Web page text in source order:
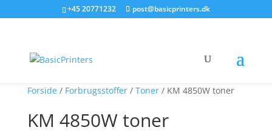
+45 20771232 post@basicprinters.dk
Forside/ Forbrugsstoffer/ Toner/ KM 4850W toner
KM 4850W toner